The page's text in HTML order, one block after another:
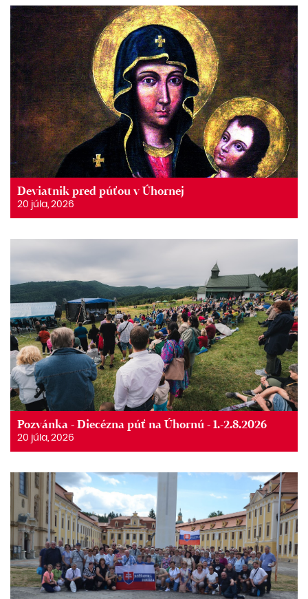
Deviatnik pred púťou v Úhornej
20 júla, 2026
Pozvánka - Diecézna púť na Úhornú - 1.-2.8.2026
20 júla, 2026